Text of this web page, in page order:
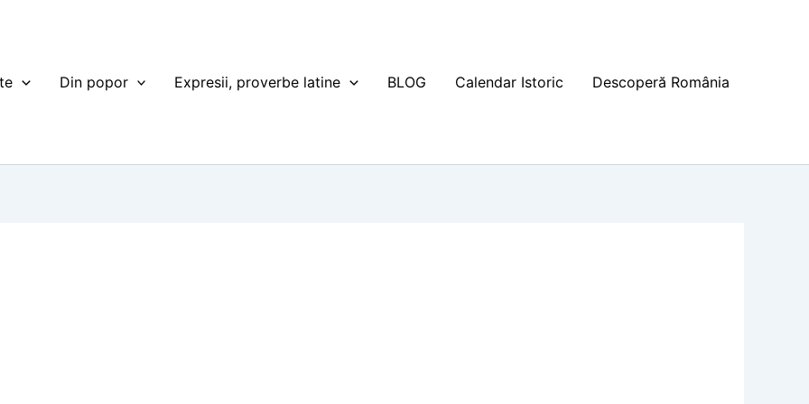
Din popor Expresii, proverbe latine BLOG Calendar Istoric Descoperă România